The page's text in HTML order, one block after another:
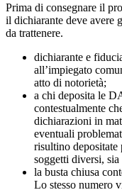
Prima di consegnare il
il dichiarante deve avere
da trattenere.
dichiarante e
all’impiegato
atto di notorietà;
a chi deposita le
contestualmente
dichiarazioni in
eventuali
risultino depositate
soggetti diversi,
la busta chiusa
Lo stesso numero